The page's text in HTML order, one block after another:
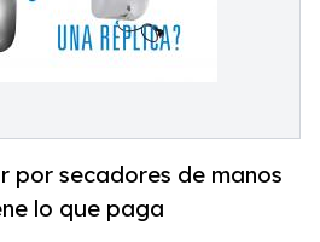
por secadores de manos
lo que paga